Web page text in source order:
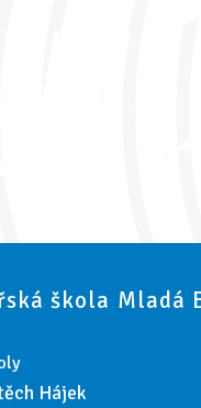
škola Mladá
Hájek